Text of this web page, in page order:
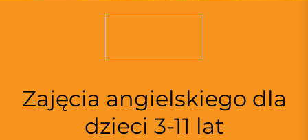
Zajęcia angielskiego dla
dzieci 3-11 lat